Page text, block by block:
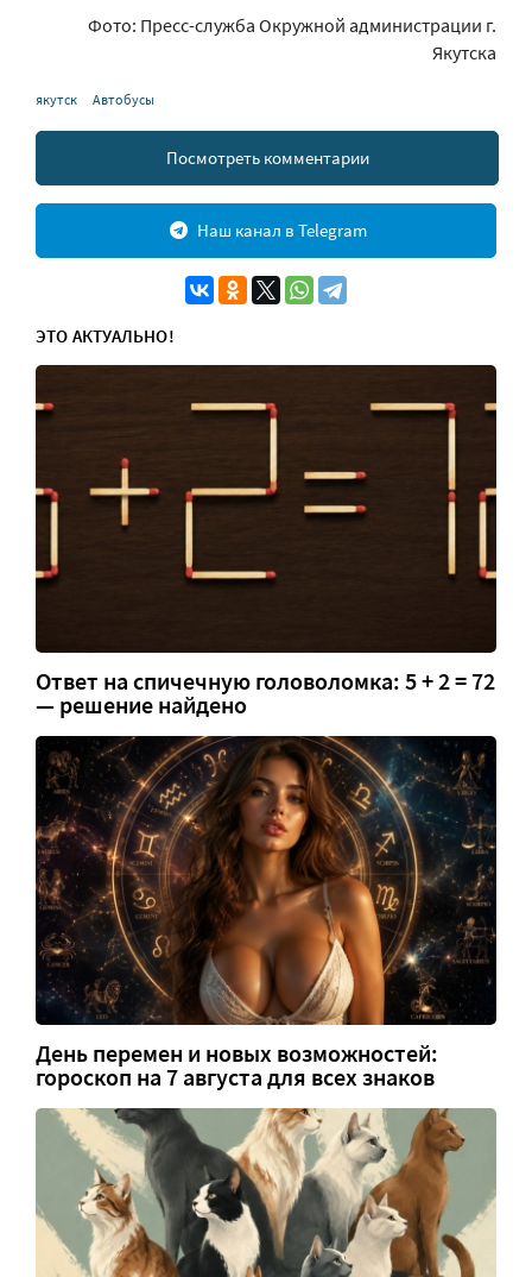
Фото: Пресс-служба Окружной администрации г.
Якутска
якутск Автобусы
Посмотреть комментарии
Наш канал в Telegram
ЭТО АКТУАЛЬНО!
Ответ на спичечную головоломка: 5 + 2 = 72
— решение найдено
День перемен и новых возможностей:
гороскоп на 7 августа для всех знаков